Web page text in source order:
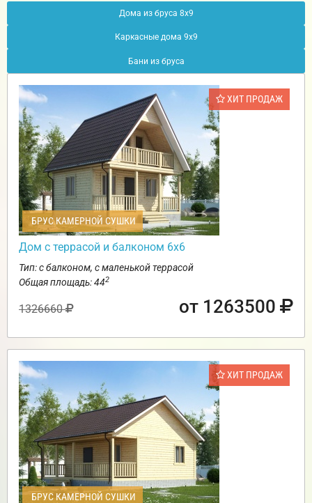
Дома из бруса 8х9
Каркасные дома 9х9
Бани из бруса
ХИТ ПРОДАЖ
БРУС КАМЕРНОЙ СУШКИ
Дом с террасой и балконом 6х6
Тип: с балконом, с маленькой террасой
Общая площадь: 442
1326660 от 1263500
ХИТ ПРОДАЖ
БРУС КАМЕРНОЙ СУШКИ